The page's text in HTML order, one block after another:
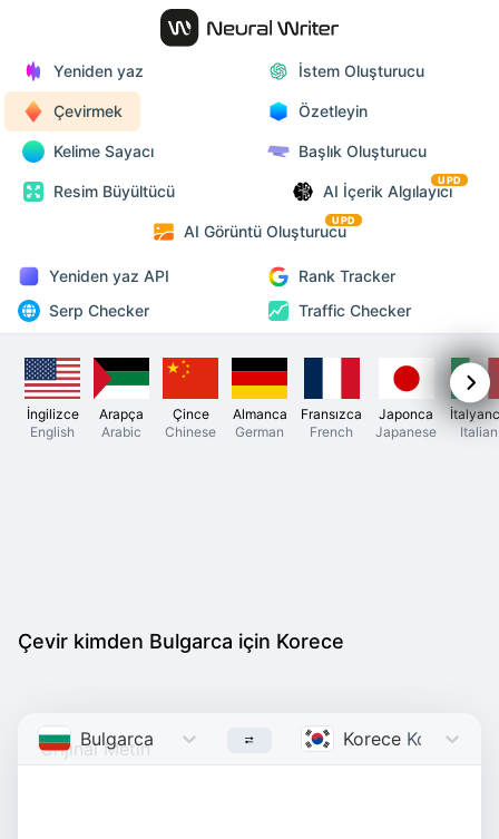
Yeniden yaz İstem Oluşturucu
Çevirmek Özetleyin
Kelime Sayacı Başlık Oluşturucu
Resim Büyültücü AI İçerik Algılayıcı
UPD
AI Görüntü Oluşturucu
UPD
Yeniden yaz API
Rank Tracker
Serp Checker
Traffic Checker
İngilizce
English
Arapça
Arabic
Çince
Chinese
Almanca
German
Fransızca
French
Japonca
Japanese
Italian
Çevir kimden Bulgarca için Korece
Bulgarca Bulgarian Korece Korean